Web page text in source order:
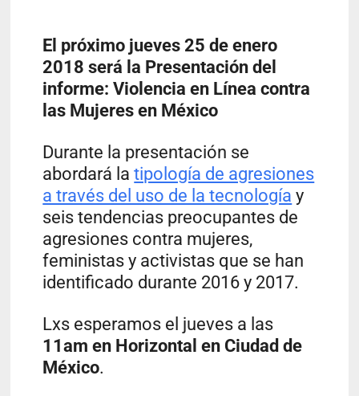
El próximo jueves 25 de enero
2018 será la Presentación del
informe: Violencia en Línea contra
las Mujeres en México
Durante la presentación se
abordará latipología de agresiones
a través del uso de la tecnología y
seis tendencias preocupantes de
agresiones contra mujeres,
feministas y activistas que se han
identificado durante 2016 y 2017.
Lxs esperamos el jueves a las
11am en Horizontal en Ciudad de
México.